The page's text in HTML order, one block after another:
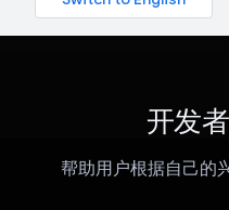
开发
帮助用户根据自己的